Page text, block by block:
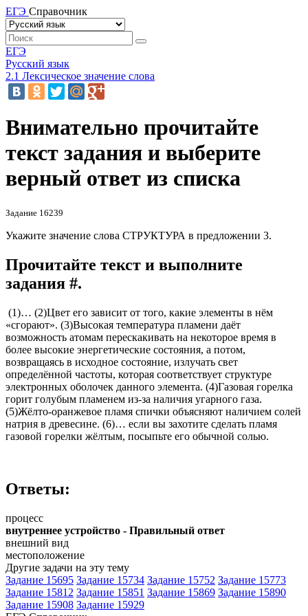
ЕГЭ Справочник
ЕГЭ
Русский язык
2.1 Лексическое значение слова
Внимательно прочитайте
текст задания и выберите
верный ответ из списка
Задание 16239
Укажите значение слова СТРУКТУРА в предложении 3.
Прочитайте текст и выполните
задания #.
(1)… (2)Цвет его зависит от того, какие элементы в нём
«сгорают». (3)Высокая температура пламени даёт
возможность атомам перескакивать на некоторое время в
более высокие энергетические состояния, а потом,
возвращаясь в исходное состояние, излучать свет
определённой частоты, которая соответствует структуре
электронных оболочек данного элемента. (4)Газовая горелка
горит голубым пламенем из-за наличия угарного газа.
(5)Жёлто-оранжевое пламя спички объясняют наличием солей
натрия в древесине. (6)… если вы захотите сделать пламя
газовой горелки жёлтым, посыпьте его обычной солью.
Ответы:
процесс
внутреннее устройство - Правильный ответ
внешний вид
местоположение
Другие задачи на эту тему
Задание 15695 Задание 15734 Задание 15752 Задание 15773
Задание 15812 Задание 15851 Задание 15869 Задание 15890
Задание 15908 Задание 15929